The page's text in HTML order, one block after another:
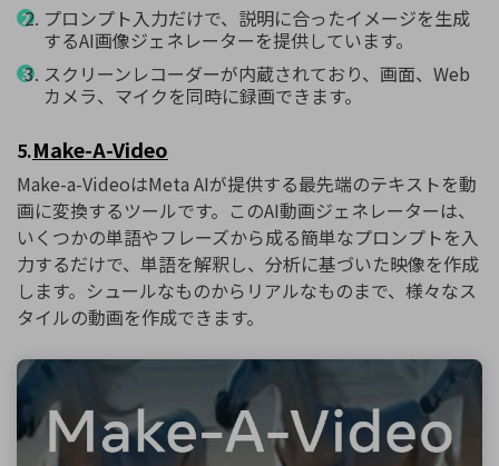
プロンプト入力だけで、説明に合ったイメージを生成
するAI画像ジェネレーターを提供しています。
スクリーンレコーダーが内蔵されており、画面、Web
カメラ、マイクを同時に録画できます。
5.Make-A-Video
Make-a-VideoはMeta AIが提供する最先端のテキストを動
画に変換するツールです。このAI動画ジェネレーターは、
いくつかの単語やフレーズから成る簡単なプロンプトを入
力するだけで、単語を解釈し、分析に基づいた映像を作成
します。シュールなものからリアルなものまで、様々なス
タイルの動画を作成できます。